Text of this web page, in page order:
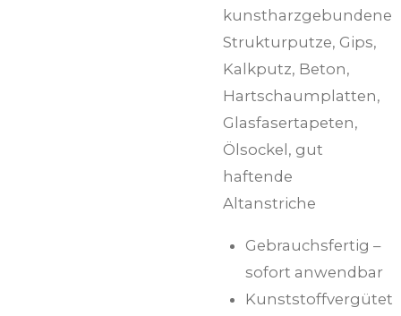
kunstharzgebundene
Strukturputze, Gips,
Kalkputz, Beton,
Hartschaumplatten,
Glasfasertapeten,
Ölsockel, gut
haftende
Altanstriche
Gebrauchsfertig –
sofort anwendbar
Kunststoffvergütet